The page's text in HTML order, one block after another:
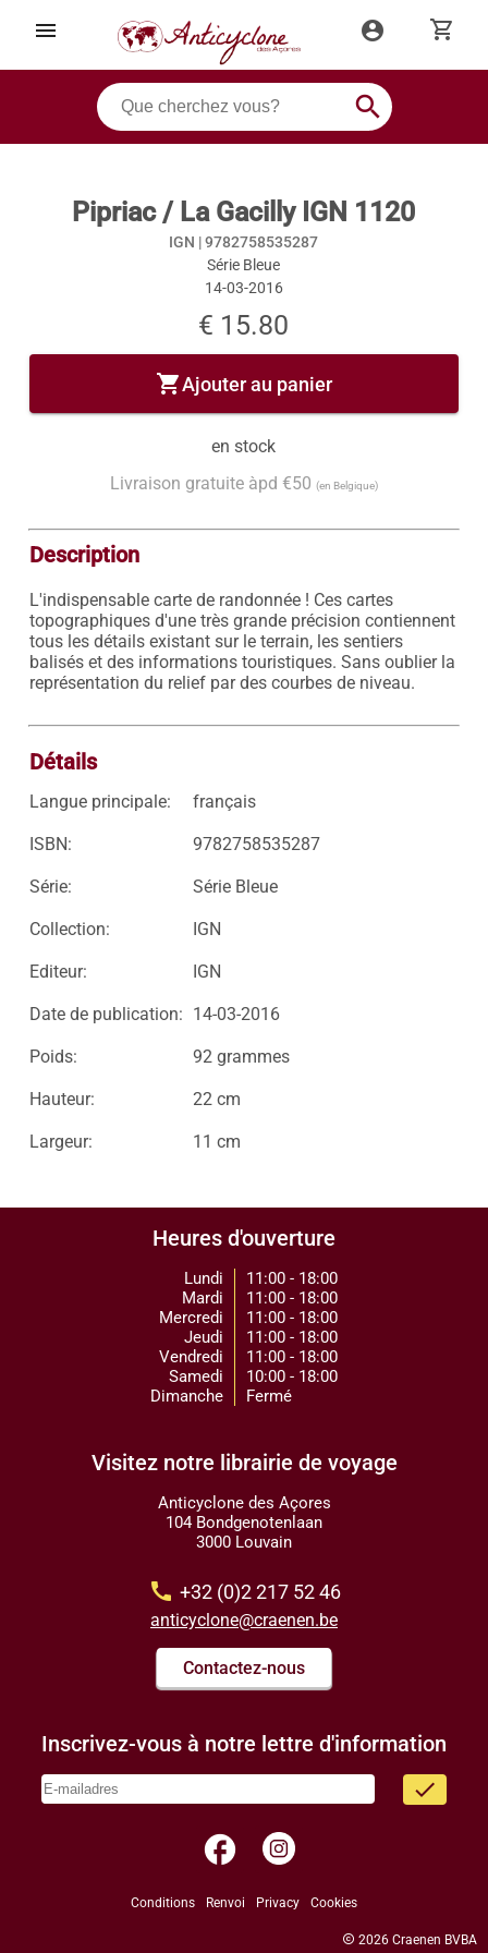
menu account_circle shopping_cart
search
Pipriac / La Gacilly IGN 1120
IGN |9782758535287
Série Bleue
14-03-2016
€ 15.80
shopping_cartAjouter au panier
en stock
Livraison gratuite àpd €50 (en Belgique)
Description
L'indispensable carte de randonnée ! Ces cartes
topographiques d'une très grande précision contiennent
tous les détails existant sur le terrain, les sentiers
balisés et des informations touristiques. Sans oublier la
représentation du relief par des courbes de niveau.
Détails
Langue principale: français
ISBN: 9782758535287
Série: Série Bleue
Collection: IGN
Editeur: IGN
Date de publication: 14-03-2016
Poids: 92 grammes
Hauteur: 22 cm
Largeur: 11 cm
Heures d'ouverture
Lundi
Mardi
Mercredi
Jeudi
Vendredi
Samedi
Dimanche
11:00 - 18:00
11:00 - 18:00
11:00 - 18:00
11:00 - 18:00
11:00 - 18:00
10:00 - 18:00
Fermé
Visitez notre librairie de voyage
Anticyclone des Açores
104 Bondgenotenlaan
3000 Louvain
call +32 (0)2 217 52 46
anticyclone@craenen.be
Contactez-nous
Inscrivez-vous à notre lettre d'information
done
facebook
Conditions Renvoi Privacy Cookies
copyright 2026 Craenen BVBA